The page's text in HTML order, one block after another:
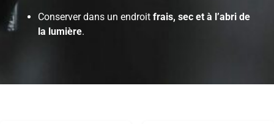
Conserver dans un endroitfrais, sec et à l’abri de
la lumière.